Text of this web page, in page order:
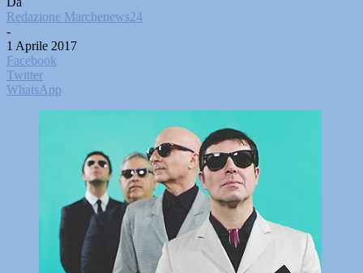
Redazione Marchenews24
-
1 Aprile 2017
Facebook
Twitter
WhatsApp